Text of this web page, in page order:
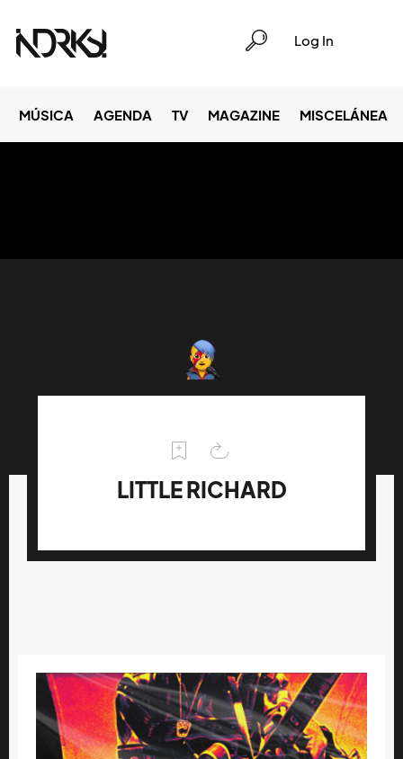
Log In
MÚSICA AGENDA TV MAGAZINE MISCELÁNEA
LITTLE RICHARD